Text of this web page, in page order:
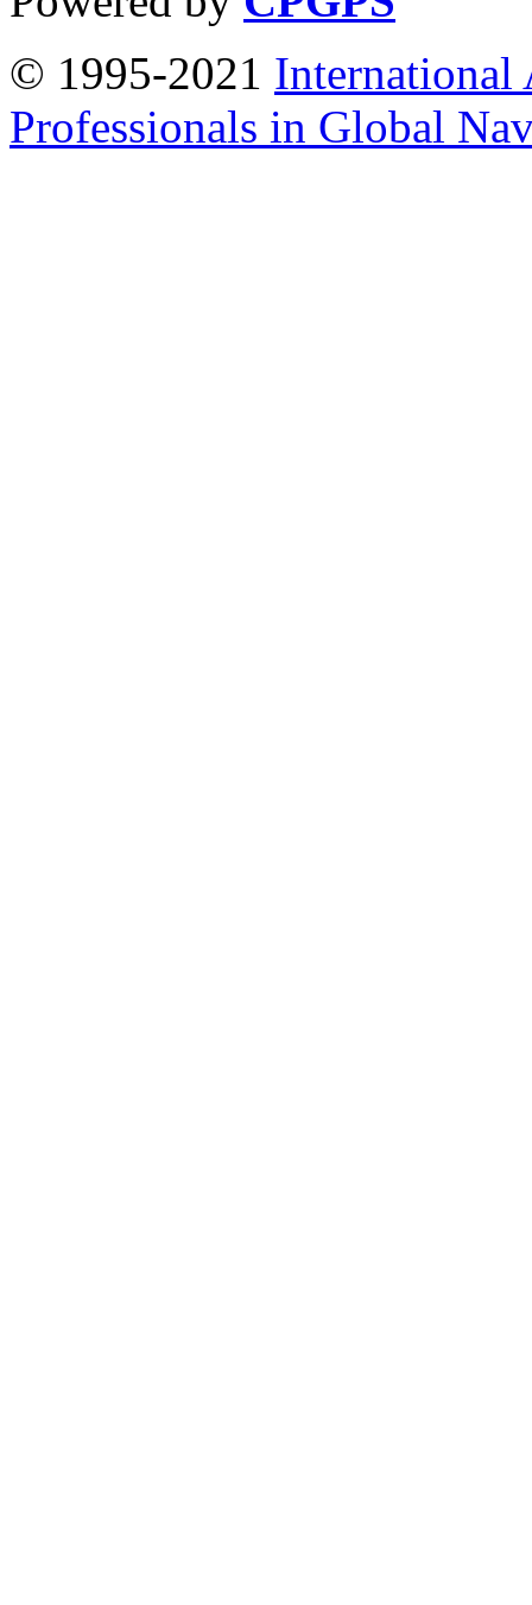
© 1995-2021 International
Professionals in Global